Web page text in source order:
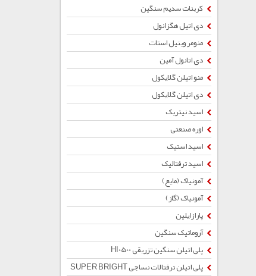
کربنات سدیم سنگین
دی اتیل هگزانول
منومر وینیل استات
دی اتانول آمین
منو اتیلن گلایکول
دی اتیلن گلایکول
اسید نیتریک
اوره صنعتی
اسید استیک
اسید ترفتالیک
آمونیاک (مایع)
آمونیاک (گاز)
پارازایلین
آروماتیک سنگین
پلی اتیلن سنگین تزریقی HI0500
پلی اتیلن ترفتالات نساجی SUPER BRIGHT